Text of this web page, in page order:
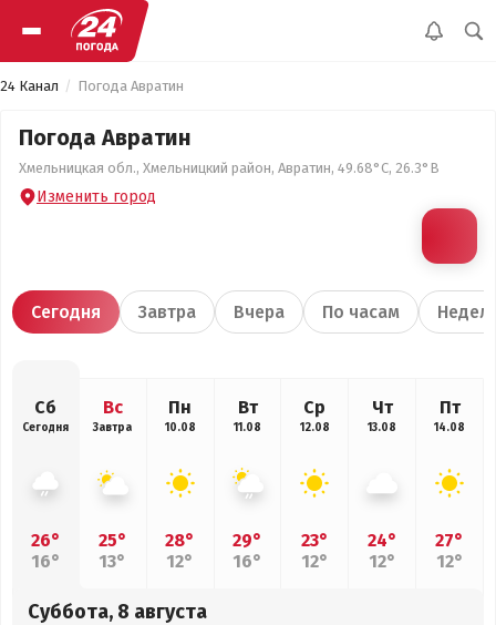
24 Канал Погода Авратин
Погода Авратин
Хмельницкая обл., Хмельницкий район, Авратин, 49.68°С, 26.3°В
Изменить город
Сегодня Завтра Вчера По часам
Сб
Сегодня
26°
16°
Вс
Завтра
25°
13°
Пн
10.08
28°
12°
Вт
11.08
29°
16°
Ср
12.08
23°
12°
Чт
13.08
24°
12°
Пт
14.08
27°
12°
Суббота, 8 августа